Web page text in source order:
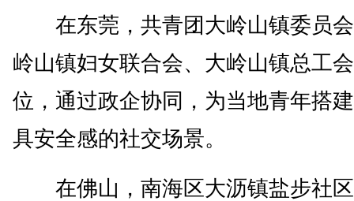
在东莞，共青团大岭山镇委员
岭山镇妇女联合会、大岭山镇总工
位，通过政企协同，为当地青年搭
具安全感的社交场景。
在佛山，南海区大沥镇盐步社